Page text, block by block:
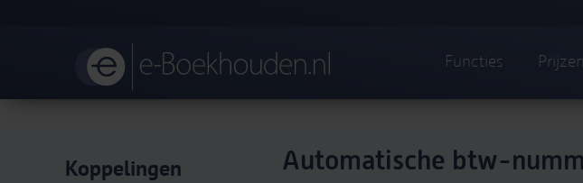
Functies Prijzen
Koppelingen Automatische btw-